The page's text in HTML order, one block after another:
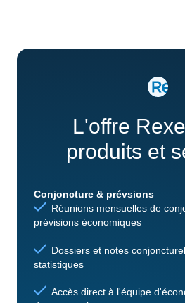
L'offre
produits et
Conjoncture & prévsions
Réunions mensuelles de
prévisions économiques
Dossiers et notes
statistiques
Accès direct à l'équipe